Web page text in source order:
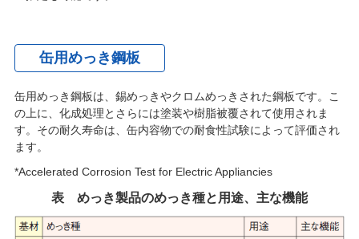
缶用めっき鋼板
缶用めっき鋼板は、錫めっきやクロムめっきされた鋼板です。こ
の上に、化成処理とさらには塗装や樹脂被覆されて使用されま
す。その耐久寿命は、缶内容物での耐食性試験によって評価され
ます。
*Accelerated Corrosion Test for Electric Appliancies
表 めっき製品のめっき種と用途、主な機能